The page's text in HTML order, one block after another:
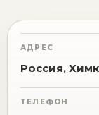
АДРЕС
Россия,
ТЕЛЕФОН